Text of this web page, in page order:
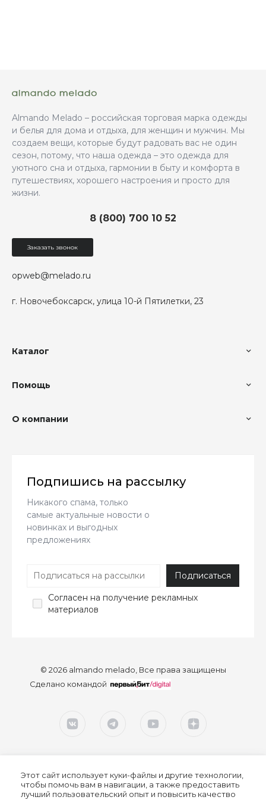
Almando Melado – российская торговая марка одежды
и белья для дома и отдыха, для женщин и мужчин. Мы
создаем вещи, которые будут радовать вас не один
сезон, потому, что наша одежда – это одежда для
уютного сна и отдыха, гармонии в быту и комфорта в
путешествиях, хорошего настроения и просто для
жизни.
г. Новочебоксарск, улица 10-й Пятилетки, 23
8 (800) 700 10 52
opweb@melado.ru
Заказать звонок
Каталог
Помощь
О компании
Подпишись на рассылку
Никакого спама, только
самые актуальные новости о
новинках и выгодных
предложениях
Согласен на получение рекламных
материалов
© 2026 almando melado, Все права защищены
Сделано командой
Этот сайт использует куки-файлы и другие технологии,
чтобы помочь вам в навигации, а также предоставить
лучший пользовательский опыт и повысить качество